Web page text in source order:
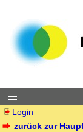
Login
zurück zur